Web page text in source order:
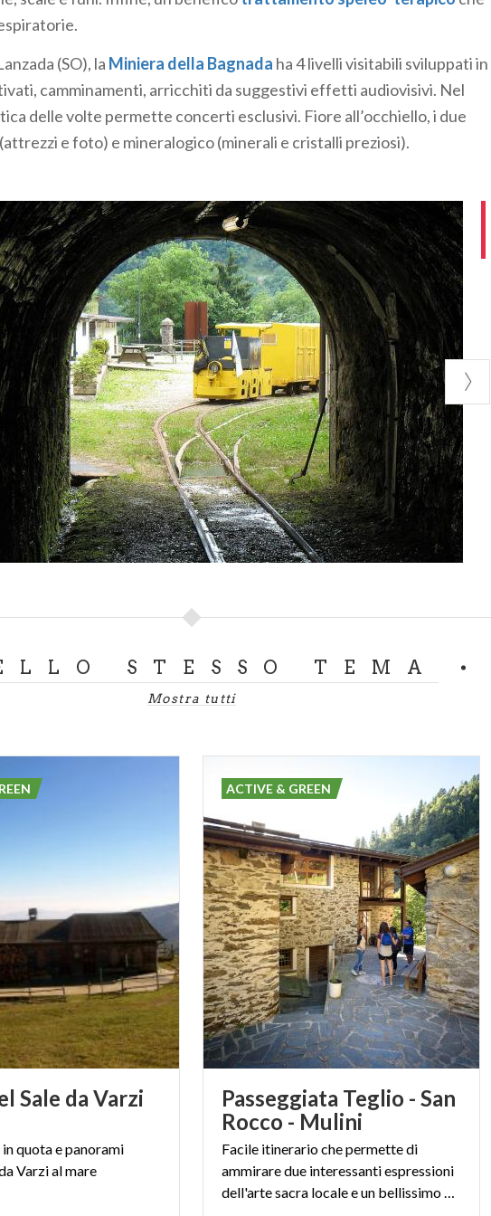
(addette a selezionare i minerali), e
Riso, sopra a Oneta (BG): laMiniera di Foghera può essere visitata
di 200 m, attrezzato con macchinari e strumenti d’epoca ( qui
, il nostro
Per i più piccoli, la Fattoria Didattica Ariete dell’Ecomuseo di Gorno
di Schilpario(BG), in Val di Scalve, è uno dei più imponenti della
più percorsi museali. La visita alla miniera Gaffione, accompagnati
avviene a bordo di un trenino che percorre la ferrovia mineraria
km dei 60 esistenti. Da non perdere, il Museo dell'illuminazione
che organizza anche laboratori didattici.
(BG) ci si tuffa nel tempo: il sito è citato dallo storico Plinio il
d.C.! Nelle antiche miniere si estraeva fluorite. Oggi, cessate le attività,
testimonianza storica e naturale unica.
(SO), la Miniera della Bagnada ha 4 livelli visitabili sviluppati in
camminamenti, arricchiti da suggestivi effetti audiovisivi. Nel
delle volte permette concerti esclusivi. Fiore all’occhiello, i due
e foto) e mineralogico (minerali e cristalli preziosi).
STESSO TEMA
Mostra tutti
Sale da Varzi
inquotaepanorami
Varzialmare
Passeggiata Teglio - San
Rocco - Mulini
Facile itinerario che permette di
ammirare due interessanti espressioni
dell'arte sacra locale e un bellissimo panorama della Valtellina.
ACTIVE & GREEN